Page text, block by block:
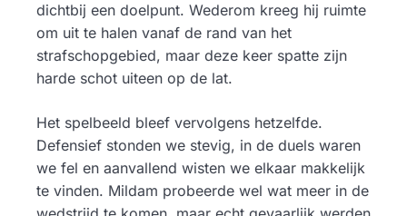
dichtbij een doelpunt. Wederom kreeg hij ruimte
om uit te halen vanaf de rand van het
strafschopgebied, maar deze keer spatte zijn
harde schot uiteen op de lat.
Het spelbeeld bleef vervolgens hetzelfde.
Defensief stonden we stevig, in de duels waren
we fel en aanvallend wisten we elkaar makkelijk
te vinden. Mildam probeerde wel wat meer in de